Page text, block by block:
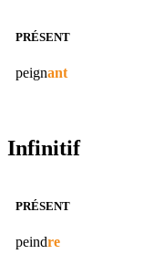
PRÉSENT
peignant
Infinitif
PRÉSENT
peindre